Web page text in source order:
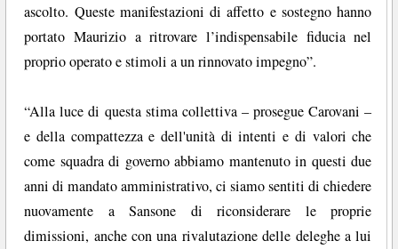
ascolto. Queste manifestazioni di affetto e sostegno hanno
portato Maurizio a ritrovare l’indispensabile fiducia nel
proprio operato e stimoli a un rinnovato impegno”.
“Alla luce di questa stima collettiva – prosegue Carovani –
e della compattezza e dell'unità di intenti e di valori che
come squadra di governo abbiamo mantenuto in questi due
anni di mandato amministrativo, ci siamo sentiti di chiedere
nuovamente a Sansone di riconsiderare le proprie
dimissioni, anche con una rivalutazione delle deleghe a lui